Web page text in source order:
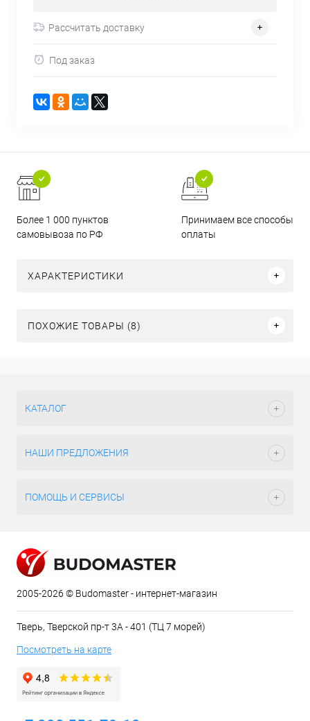
Рассчитать доставку
Под заказ
Более 1 000 пунктов
самовывоза по РФ
Принимаем все способы
оплаты
ХАРАКТЕРИСТИКИ
ПОХОЖИЕ ТОВАРЫ (8)
КАТАЛОГ
НАШИ ПРЕДЛОЖЕНИЯ
ПОМОЩЬ И СЕРВИСЫ
2005-2026 © Budomaster - интернет-магазин
Тверь, Тверской пр-т 3А - 401 (ТЦ 7 морей)
Посмотреть на карте